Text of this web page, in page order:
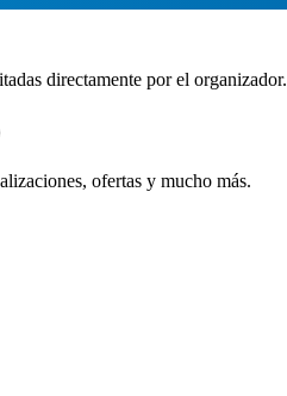
directamente por el organizador.
ofertas y mucho más.